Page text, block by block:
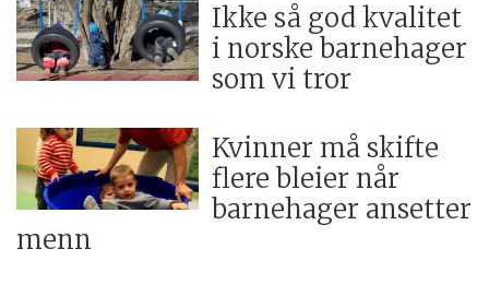
Ikke så god kvalitet
i norske barnehager
som vi tror
Kvinner må skifte
flere bleier når
barnehager ansetter
menn